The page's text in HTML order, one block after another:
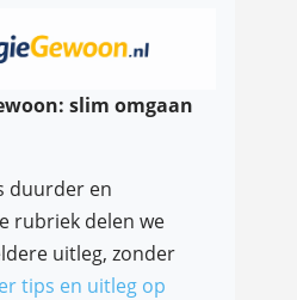
slim omgaan
duurder en
rubriek delen we
uitleg, zonder
tips en uitleg op